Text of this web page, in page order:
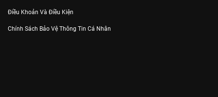
Điều Khoản Và Điều Kiện
Chính Sách Bảo Vệ Thông Tin Cá Nhân